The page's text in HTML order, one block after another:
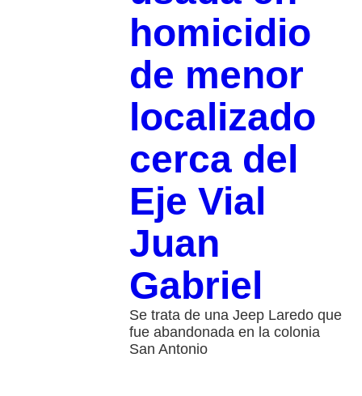
homicidio
de menor
localizado
cerca del
Eje Vial
Juan
Gabriel
Se trata de una Jeep Laredo que
fue abandonada en la colonia
San Antonio